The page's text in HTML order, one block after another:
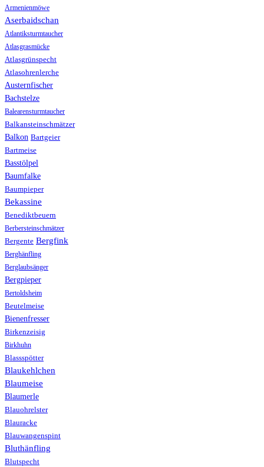
Armenienmöwe
Aserbaidschan
Atlantiksturmtaucher
Atlasgrasmücke
Atlasgrünspecht
Atlasohrenlerche
Austernfischer
Bachstelze
Balearensturmtaucher
Balkansteinschmätzer
Balkon Bartgeier
Bartmeise
Basstölpel
Baumfalke
Baumpieper
Bekassine
Benediktbeuern
Berbersteinschmätzer
Bergente Bergfink
Berghänfling
Berglaubsänger
Bergpieper
Bertoldsheim
Beutelmeise
Bienenfresser
Birkenzeisig
Birkhuhn
Blassspötter
Blaukehlchen
Blaumeise
Blaumerle
Blauohrelster
Blauracke
Blauwangenspint
Bluthänfling
Blutspecht